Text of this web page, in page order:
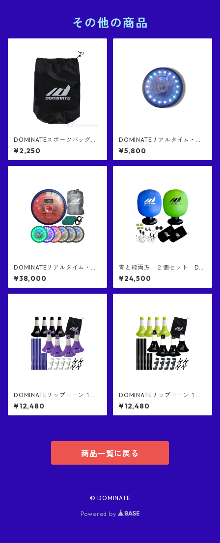
買い得 唯一NBAレベルのブ
ロックを再現した器具その他の商品
DOMINATEスポーツバッグｘ
１個 正規品 収納バッグ 黒色バ
ッグにグレーロゴ
¥2,250
DOMINATEリアルタイム・ス
ピードシステム（正規品） ワ
イヤレス・リアクショントレ
ーニング 機器１つのみ 単
¥5,800
DOMINATEリアルタイム・ス
ピードシステム（正規品） ワ
イヤレス・リアクショントレ
ーニング器材１セット (機器６
¥38,000
青と緑両方 ２個セット DO
MINATE FAT DEFENDER フ
ァット・ディフェンダー 正
規品 日本国特許庁にて意匠
ヒットファースト 世界一横
幅のあるダミーディフェンダ
¥24,500
DOMINATEリップコーン１
（黒色４個） ⅹ DOMINATEリ
ップコーン２混合セット（紫
色４個）DOMINATE RIP CON
¥12,480
DOMINATEリップコーン１
（緑色４個） ⅹ DOMINATEリ
ップコーン２混合セット（黒
色４個）混ぜ合わせ DOMINA
NECTORS AND BAGS
¥12,480
商品一覧に戻る
© DOMINATE
Powered by